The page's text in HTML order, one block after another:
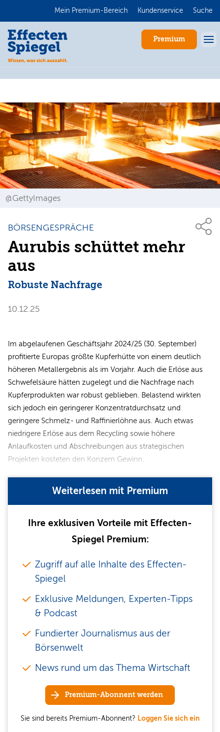
Mein Premium-Bereich Kundenservice Suche
Premium
@GettyImages
BÖRSENGESPRÄCHE
Aurubis schüttet mehr
aus
Robuste Nachfrage
10.12.25
Im abgelaufenen Geschäftsjahr 2024/25 (30. September)
profitierte Europas größte Kupferhütte von einem deutlich
höheren Metallergebnis als im Vorjahr. Auch die Erlöse aus
Schwefelsäure hätten zugelegt und die Nachfrage nach
Kupferprodukten war robust geblieben. Belastend wirkten
sich jedoch ein geringerer Konzentratdurchsatz und
geringere Schmelz- und Raffinierlöhne aus. Auch etwas
niedrigere Erlöse aus dem Recycling sowie höhere
Anlaufkosten und Abschreibungen aus strategischen
Projekten kosteten den Konzern Gewinn.
Weiterlesen mit Premium
Ihre exklusiven Vorteile mit Effecten-
Spiegel Premium:
Zugriff auf alle Inhalte des Effecten-
Spiegel
Exklusive Meldungen, Experten-Tipps
& Podcast
Fundierter Journalismus aus der
Börsenwelt
News rund um das Thema Wirtschaft
Premium-Abonnent werden
Sie sind bereits Premium-Abonnent? Loggen Sie sich ein
Anmelden